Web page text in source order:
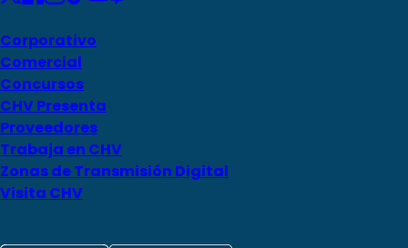
Corporativo
Comercial
Concursos
CHV Presenta
Proveedores
Trabaja en CHV
Zonas de Transmisión Digital
Visita CHV